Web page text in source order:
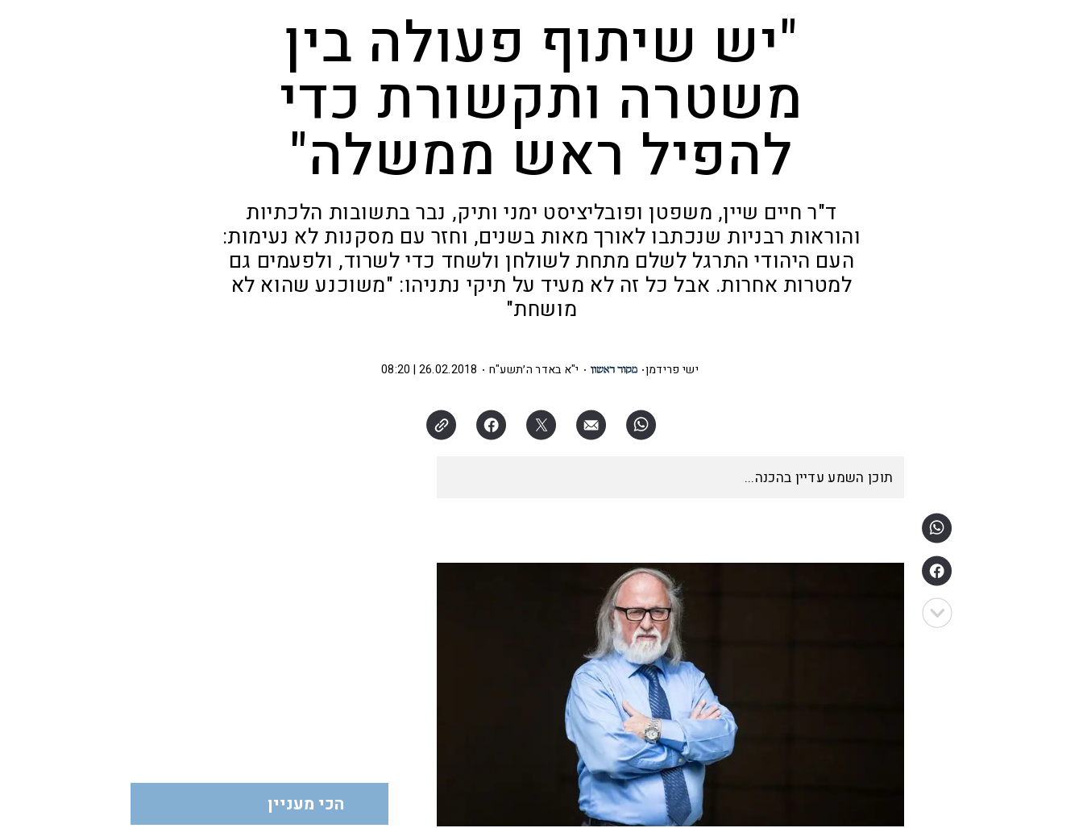
"יש שיתוף פעולה בין
משטרה ותקשורת כדי
להפיל ראש ממשלה"
ד"ר חיים שיין, משפטן ופובליציסט ימני ותיק, נבר בתשובות הלכתיות
והוראות רבניות שנכתבו לאורך מאות בשנים, וחזר עם מסקנות לא נעימות:
העם היהודי התרגל לשלם מתחת לשולחן ולשחד כדי לשרוד, ולפעמים גם
למטרות אחרות. אבל כל זה לא מעיד על תיקי נתניהו: "משוכנע שהוא לא
מושחת"
ישי פרידמן י"א באדר ה׳תשע"ח 26.02.2018 | 08:20
תוכן השמע עדיין בהכנה...
הכי מעניין